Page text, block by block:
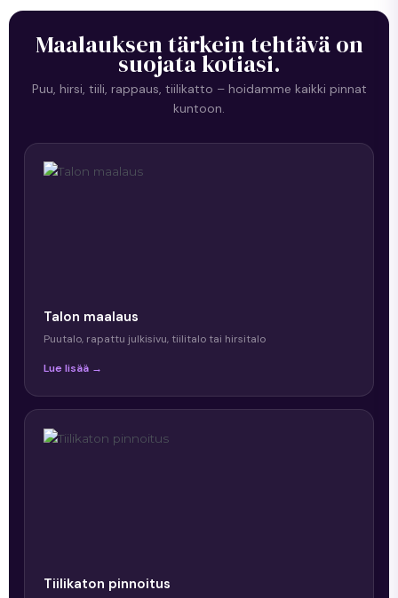
Maalauksen tärkein tehtävä on
suojata kotiasi.
Puu, hirsi, tiili, rappaus, tiilikatto – hoidamme kaikki pinnat
kuntoon.
Talon maalaus
Puutalo, rapattu julkisivu, tiilitalo tai hirsitalo
Lue lisää →
Tiilikaton pinnoitus